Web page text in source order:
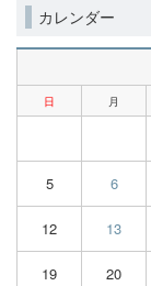
カレンダー
日 月
5 6
12 13
19 20